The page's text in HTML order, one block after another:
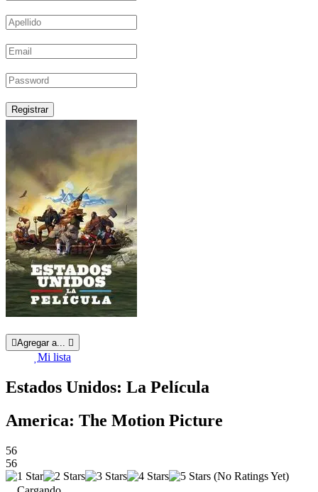
Registrar
Agregar a...
Mi lista
Estados Unidos: La Película
America: The Motion Picture
56
56
(No Ratings Yet)